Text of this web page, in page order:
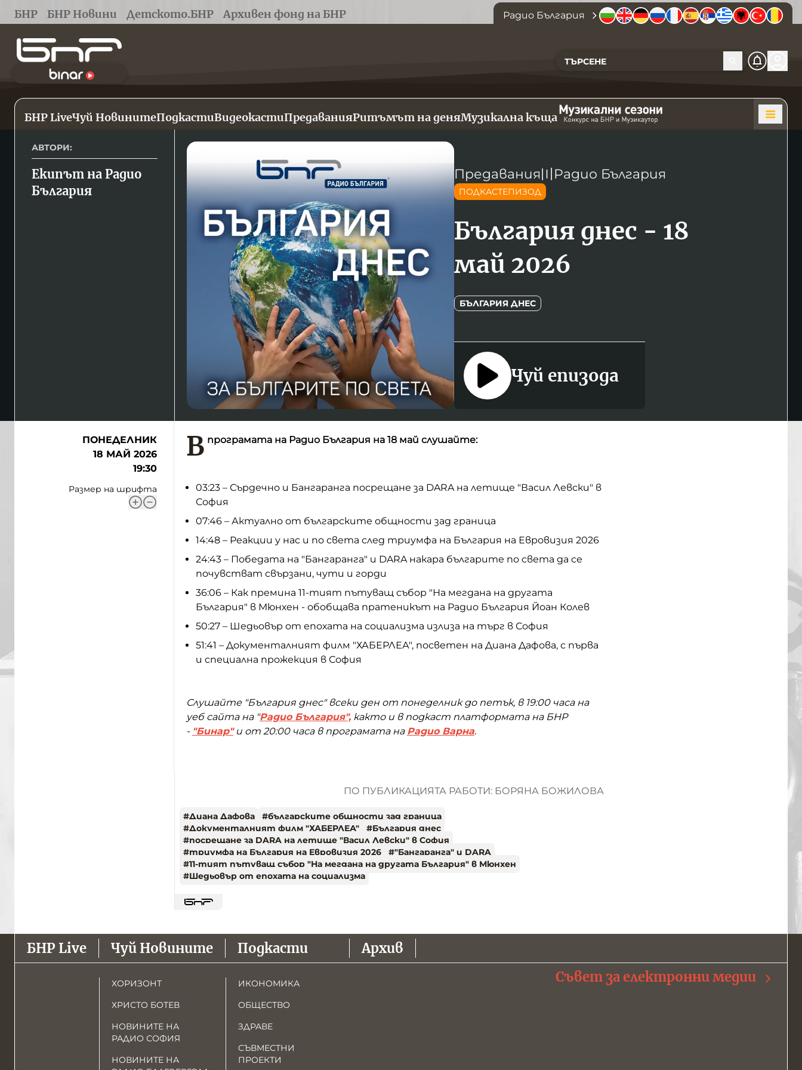
БНР БНР Новини Детското.БНР Архивен фонд на БНР Радио България
БНР LiveЧуй НовинитеПодкастиВидеокастиПредаванияРитъмът на деняМузикална къща
АВТОРИ:
Екипът на Радио
България
Предавания〣 Радио България
ПОДКАСТЕПИЗОД
България днес - 18
май 2026
БЪЛГАРИЯ ДНЕС
Чуй епизода
ПОНЕДЕЛНИК
18 МАЙ 2026
19:30
Размер на шрифта
В програмата на Радио България на 18 май слушайте:
03:23 – Сърдечно и Бангаранга посрещане за DARA на летище "Васил Левски" в
София
07:46 – Актуално от българските общности зад граница
14:48 – Реакции у нас и по света след триумфа на България на Евровизия 2026
24:43 – Победата на "Бангаранга" и DARA накара българите по света да се
почувстват свързани, чути и горди
36:06 – Как премина 11-тият пътуващ събор "На мегдана на другата
България" в Мюнхен - обобщава пратеникът на Радио България Йоан Колев
50:27 – Шедьовър от епохата на социализма излиза на търг в София
51:41 – Документалният филм "ХАБЕРЛЕА", посветен на Диана Дафова, с първа
и специална прожекция в София
Слушайте "България днес" всеки ден от понеделник до петък, в 19:00 часа на
уеб сайта на "Радио България", както и в подкаст платформата на БНР
- "Бинар"и от 20:00 часа в програмата на Радио Варна.
ПО ПУБЛИКАЦИЯТА РАБОТИ: БОРЯНА БОЖИЛОВА
#Диана Дафова #българските общности зад граница
#Документалният филм "ХАБЕРЛЕА" #България днес
#посрещане за DARA на летище "Васил Левски" в София
#триумфа на България на Евровизия 2026 #"Бангаранга" и DARA
#11-тият пътуващ събор "На мегдана на другата България" в Мюнхен
#Шедьовър от епохата на социализма
БНР Live Чуй Новините
ХОРИЗОНТ
ХРИСТО БОТЕВ
НОВИНИТЕ НА
РАДИО СОФИЯ
НОВИНИТЕ НА
Подкасти
ИКОНОМИКА
ОБЩЕСТВО
ЗДРАВЕ
СЪВМЕСТНИ
ПРОЕКТИ
Архив
Съвет за електронни медии